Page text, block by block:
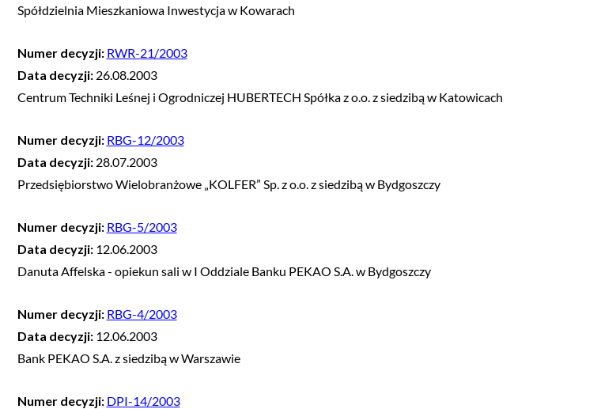
Spółdzielnia Mieszkaniowa Inwestycja w Kowarach
Numer decyzji: RWR-21/2003
Data decyzji: 26.08.2003
Centrum Techniki Leśnej i Ogrodniczej HUBERTECH Spółka z o.o. z siedzibą w Katowicach
Numer decyzji: RBG-12/2003
Data decyzji: 28.07.2003
Przedsiębiorstwo Wielobranżowe „KOLFER” Sp. z o.o. z siedzibą w Bydgoszczy
Numer decyzji: RBG-5/2003
Data decyzji: 12.06.2003
Danuta Affelska - opiekun sali w I Oddziale Banku PEKAO S.A. w Bydgoszczy
Numer decyzji: RBG-4/2003
Data decyzji: 12.06.2003
Bank PEKAO S.A. z siedzibą w Warszawie
Numer decyzji: DPI-14/2003